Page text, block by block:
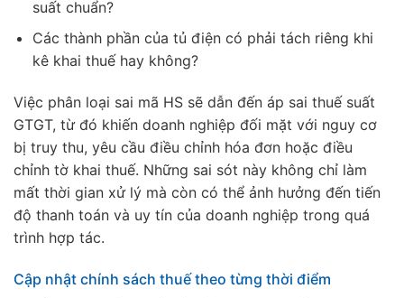
suất chuẩn?
Các thành phần của tủ điện có phải tách riêng khi
kê khai thuế hay không?
Việc phân loại sai mã HS sẽ dẫn đến áp sai thuế suất
GTGT, từ đó khiến doanh nghiệp đối mặt với nguy cơ
bị truy thu, yêu cầu điều chỉnh hóa đơn hoặc điều
chỉnh tờ khai thuế. Những sai sót này không chỉ làm
mất thời gian xử lý mà còn có thể ảnh hưởng đến tiến
độ thanh toán và uy tín của doanh nghiệp trong quá
trình hợp tác.
Cập nhật chính sách thuế theo từng thời điểm